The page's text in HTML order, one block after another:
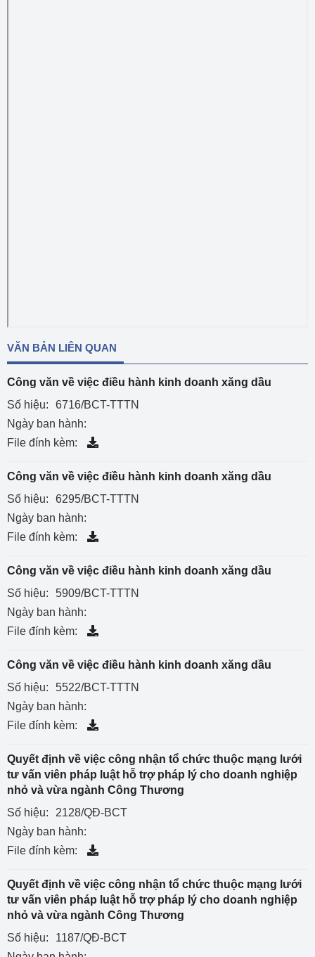
VĂN BẢN LIÊN QUAN
Công văn về việc điều hành kinh doanh xăng dầu
Số hiệu:
6716/BCT-TTTN
Ngày ban hành:
File đính kèm:
Công văn về việc điều hành kinh doanh xăng dầu
Số hiệu:
6295/BCT-TTTN
Ngày ban hành:
File đính kèm:
Công văn về việc điều hành kinh doanh xăng dầu
Số hiệu:
5909/BCT-TTTN
Ngày ban hành:
File đính kèm:
Công văn về việc điều hành kinh doanh xăng dầu
Số hiệu:
5522/BCT-TTTN
Ngày ban hành:
File đính kèm:
Quyết định về việc công nhận tổ chức thuộc mạng lưới
tư vấn viên pháp luật hỗ trợ pháp lý cho doanh nghiệp
nhỏ và vừa ngành Công Thương
Số hiệu:
2128/QĐ-BCT
Ngày ban hành:
File đính kèm:
Quyết định về việc công nhận tổ chức thuộc mạng lưới
tư vấn viên pháp luật hỗ trợ pháp lý cho doanh nghiệp
nhỏ và vừa ngành Công Thương
Số hiệu:
1187/QĐ-BCT